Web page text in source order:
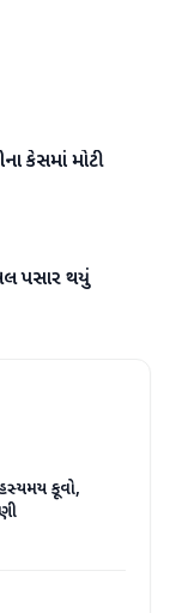
કેસમાં મોટી
પસાર થયું
કૂવો,